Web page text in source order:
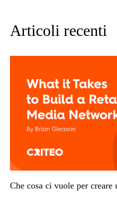
Articoli recenti
Che cosa ci vuole per